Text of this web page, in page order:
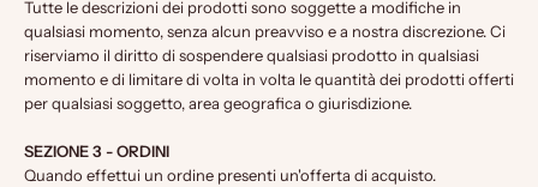
Tutte le descrizioni dei prodotti sono soggette a modifiche in
qualsiasi momento, senza alcun preavviso e a nostra discrezione. Ci
riserviamo il diritto di sospendere qualsiasi prodotto in qualsiasi
momento e di limitare di volta in volta le quantità dei prodotti offerti
per qualsiasi soggetto, area geografica o giurisdizione.
SEZIONE 3 - ORDINI
Quando effettui un ordine presenti un'offerta di acquisto.